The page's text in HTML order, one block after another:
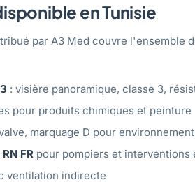
en Tunisie
par A3 Med couvre l'ensemble
: visière panoramique, classe 3,
pour produits chimiques et peinture
marquage D pour
FR pour pompiers et interventions
ventilation indirecte